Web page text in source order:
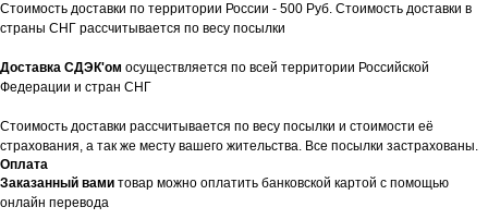
Стоимость доставки по территории России - 500 Руб. Стоимость доставки в
страны СНГ рассчитывается по весу посылки
Доставка СДЭК'ом осуществляется по всей территории Российской
Федерации и стран СНГ
Стоимость доставки рассчитывается по весу посылки и стоимости её
страхования, а так же месту вашего жительства. Все посылки застрахованы.
Оплата
Заказанный вами товар можно оплатить банковской картой с помощью
онлайн перевода